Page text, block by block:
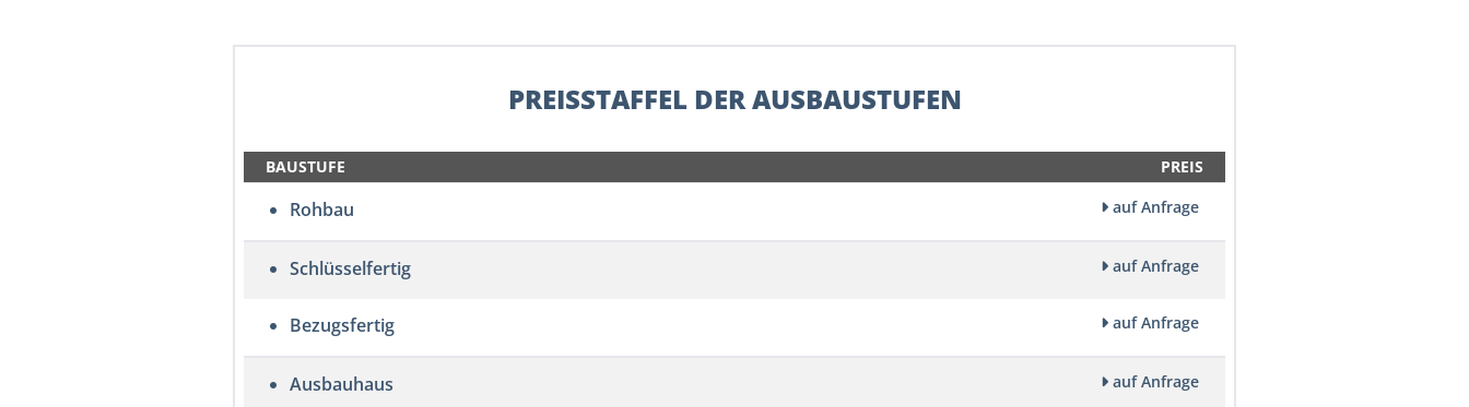
PREISSTAFFEL DER AUSBAUSTUFEN
BAUSTUFE PREIS
Rohbau auf Anfrage
Schlüsselfertig auf Anfrage
Bezugsfertig auf Anfrage
Ausbauhaus auf Anfrage